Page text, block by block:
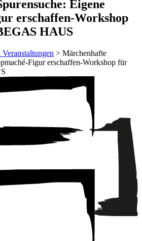
Eigene
erschaffen-Workshop
HAUS
> Märchenhafte
Figur erschaffen-Workshop für